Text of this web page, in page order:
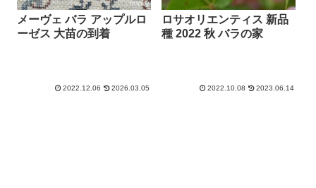
メーヴェ バラ アップルロ
ーゼス 大苗の到着
2022.12.06 2026.03.05
ロサオリエンティス 新品
種 2022 秋 バラの家
2022.10.08 2023.06.14